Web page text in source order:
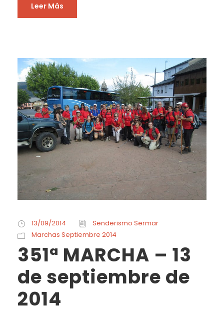
Leer Más
13/09/2014
Senderismo Sermar
Marchas Septiembre 2014
351ª MARCHA – 13
de septiembre de
2014